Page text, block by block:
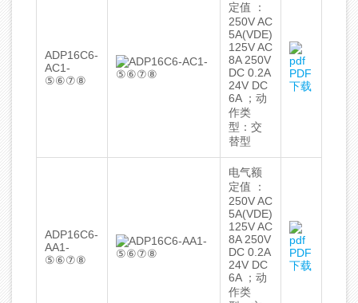
ADP16C6-
AC1-
⑤⑥⑦⑧
定值 ：
250V AC
5A(VDE)
125V AC
8A 250V
DC 0.2A
24V DC
6A ；动
作类
型：交
替型
PDF
下载
ADP16C6-
AA1-
⑤⑥⑦⑧
电气额
定值 ：
250V AC
5A(VDE)
125V AC
8A 250V
DC 0.2A
24V DC
6A ；动
作类
PDF
下载